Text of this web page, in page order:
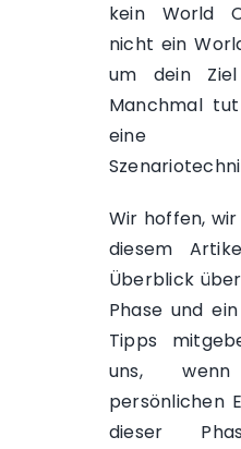
kein World
nicht ein
um dein
Manchmal
eine
Wir hoffen,
diesem
Überblick
Phase und
Tipps
uns,
persönlichen
dieser